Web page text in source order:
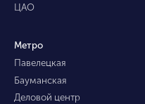
ЦАО
Метро
Павелецкая
Бауманская
Деловой центр